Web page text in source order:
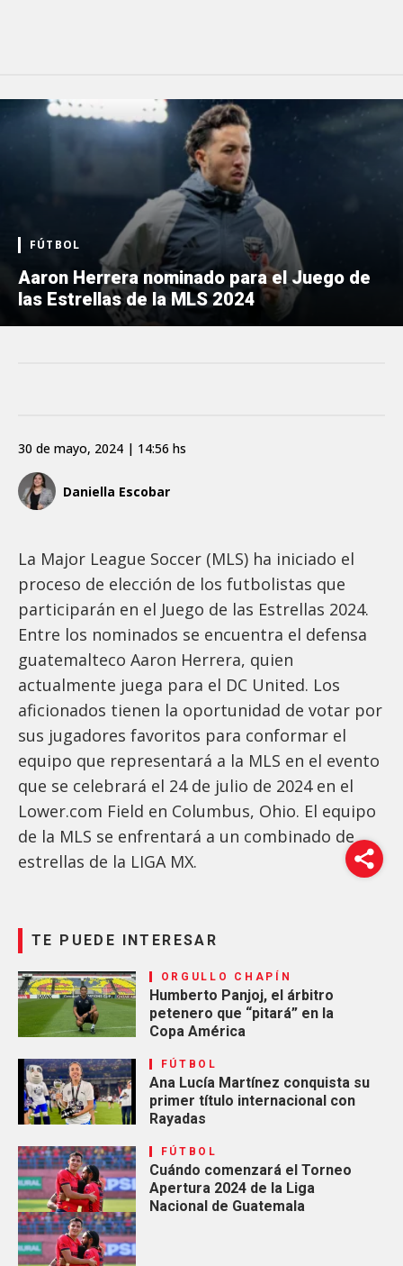
FÚTBOL
Aaron Herrera nominado para el Juego de
las Estrellas de la MLS 2024
Daniella Escobar
30 de mayo, 2024 | 14:56 hs
La Major League Soccer (MLS) ha iniciado el
proceso de elección de los futbolistas que
participarán en el Juego de las Estrellas 2024.
Entre los nominados se encuentra el defensa
guatemalteco Aaron Herrera, quien
actualmente juega para el DC United. Los
aficionados tienen la oportunidad de votar por
sus jugadores favoritos para conformar el
equipo que representará a la MLS en el evento
que se celebrará el 24 de julio de 2024 en el
Lower.com Field en Columbus, Ohio. El equipo
de la MLS se enfrentará a un combinado de
estrellas de la LIGA MX.
TE PUEDE INTERESAR
ORGULLO CHAPÍN
Humberto Panjoj, el árbitro
petenero que “pitará” en la
Copa América
FÚTBOL
Ana Lucía Martínez conquista su
primer título internacional con
Rayadas
FÚTBOL
Cuándo comenzará el Torneo
Apertura 2024 de la Liga
Nacional de Guatemala